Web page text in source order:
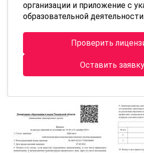
организации и приложение с
образовательной деятельности.
Проверить
Оставить заявку